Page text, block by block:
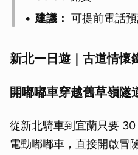
建議： 可提前電話
新北一日遊｜古道情懷
開嘟嘟車穿越舊草嶺隧
從新北騎車到宜蘭只要
電動嘟嘟車，直接開啟冒